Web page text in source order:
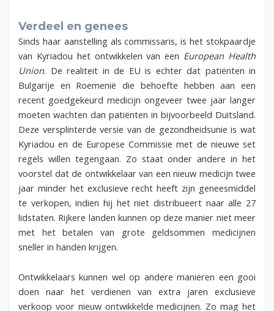
Verdeel en genees
Sinds haar aanstelling als commissaris, is het stokpaardje
van Kyriadou het ontwikkelen van een European Health
Union. De realiteit in de EU is echter dat patiënten in
Bulgarije en Roemenië die behoefte hebben aan een
recent goedgekeurd medicijn ongeveer twee jaar langer
moeten wachten dan patiënten in bijvoorbeeld Duitsland.
Deze versplinterde versie van de gezondheidsunie is wat
Kyriadou en de Europese Commissie met de nieuwe set
regels willen tegengaan. Zo staat onder andere in het
voorstel dat de ontwikkelaar van een nieuw medicijn twee
jaar minder het exclusieve recht heeft zijn geneesmiddel
te verkopen, indien hij het niet distribueert naar alle 27
lidstaten. Rijkere landen kunnen op deze manier niet meer
met het betalen van grote geldsommen medicijnen
sneller in handen krijgen.
Ontwikkelaars kunnen wel op andere manieren een gooi
doen naar het verdienen van extra jaren exclusieve
verkoop voor nieuw ontwikkelde medicijnen. Zo mag het